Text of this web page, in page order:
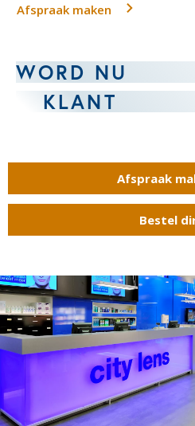
Afspraak maken
WORD NU
KLANT
Afspraak
Bestel